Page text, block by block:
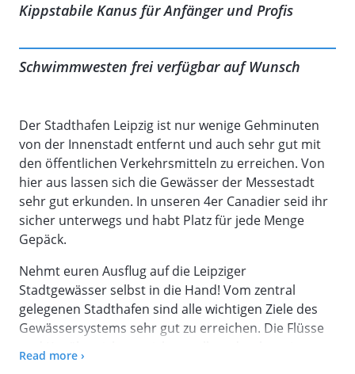
Kippstabile Kanus für Anfänger und Profis
Schwimmwesten frei verfügbar auf Wunsch
Der Stadthafen Leipzig ist nur wenige Gehminuten
von der Innenstadt entfernt und auch sehr gut mit
den öffentlichen Verkehrsmitteln zu erreichen. Von
hier aus lassen sich die Gewässer der Messestadt
sehr gut erkunden. In unseren 4er Canadier seid ihr
sicher unterwegs und habt Platz für jede Menge
Gepäck.
Nehmt euren Ausflug auf die Leipziger
Stadtgewässer selbst in die Hand! Vom zentral
gelegenen Stadthafen sind alle wichtigen Ziele des
Gewässersystems sehr gut zu erreichen. Die Flüsse
und Kanäle zeichnen sich vor allem durch geringe
Read more ›